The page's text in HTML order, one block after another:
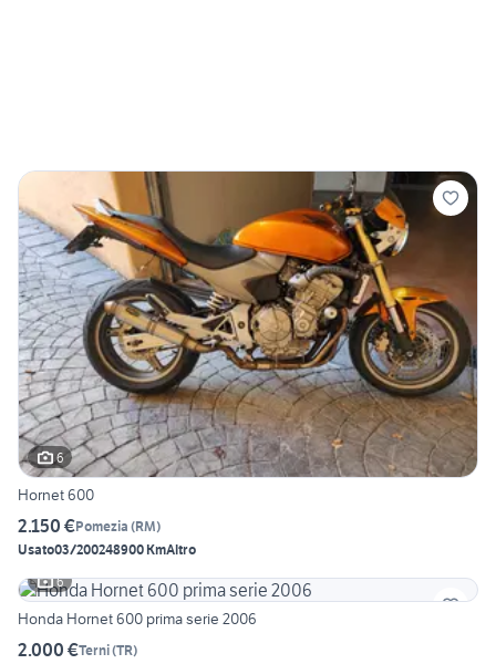
6
Hornet 600
2.150 €Pomezia (RM)
Usato03/200248900 KmAltro
6
Honda Hornet 600 prima serie 2006
2.000 €Terni(TR)